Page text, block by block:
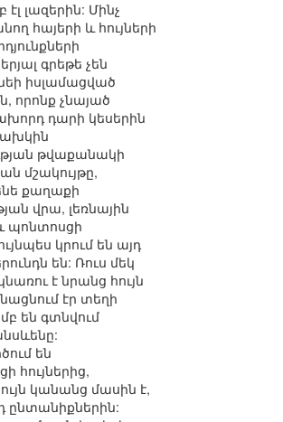
լազերին: Մինչ
հայերի և հույների
գրեթե չեն
իսլամացված
որոնք չնայած
դարի կեսերին
թվաքանակի
մշակույթը,
քաղաքի
վրա, լեռնային
պոնտոսցի
կրում են այդ
են: Ռուս մեկ
է նրանց հույն
էր տեղի
են գտնվում
են
հույներից,
կանանց մասին է,
ընտանիքներին: